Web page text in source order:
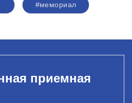
#мемориал
приемная